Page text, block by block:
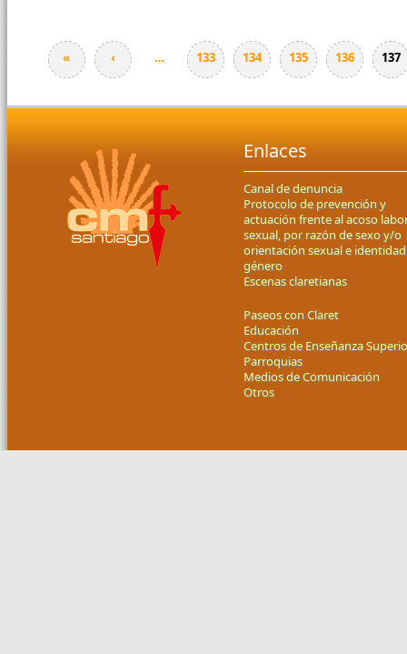
Páginas
« ‹ … 133 134 135 136 137
Enlaces
Canal de denuncia
Protocolo de prevención y
actuación frente al acoso
sexual, por razón de sexo y/o
orientación sexual e
género
Escenas claretianas
Paseos con Claret
Educación
Centros de Enseñanza
Parroquias
Medios de Comunicación
Otros